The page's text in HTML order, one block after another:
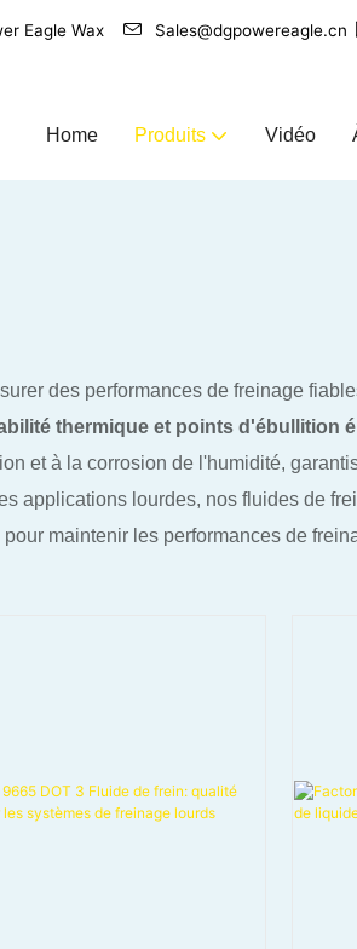
Eagle Wax Sales@dgpowereagle.cn
Home Produits Vidéo
des performances de freinage
thermique et points d'ébullition
et à la corrosion de l'humidité,
applications lourdes, nos fluides de
maintenir les performances de